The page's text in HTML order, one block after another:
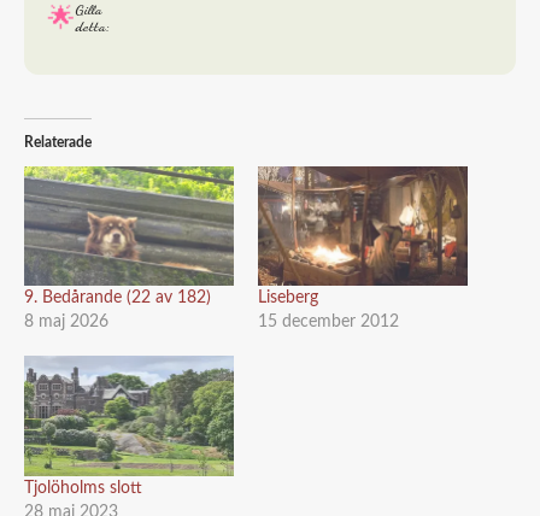
Gilla
detta:
Relaterade
9. Bedårande (22 av 182)
8 maj 2026
Liseberg
15 december 2012
Tjolöholms slott
28 maj 2023